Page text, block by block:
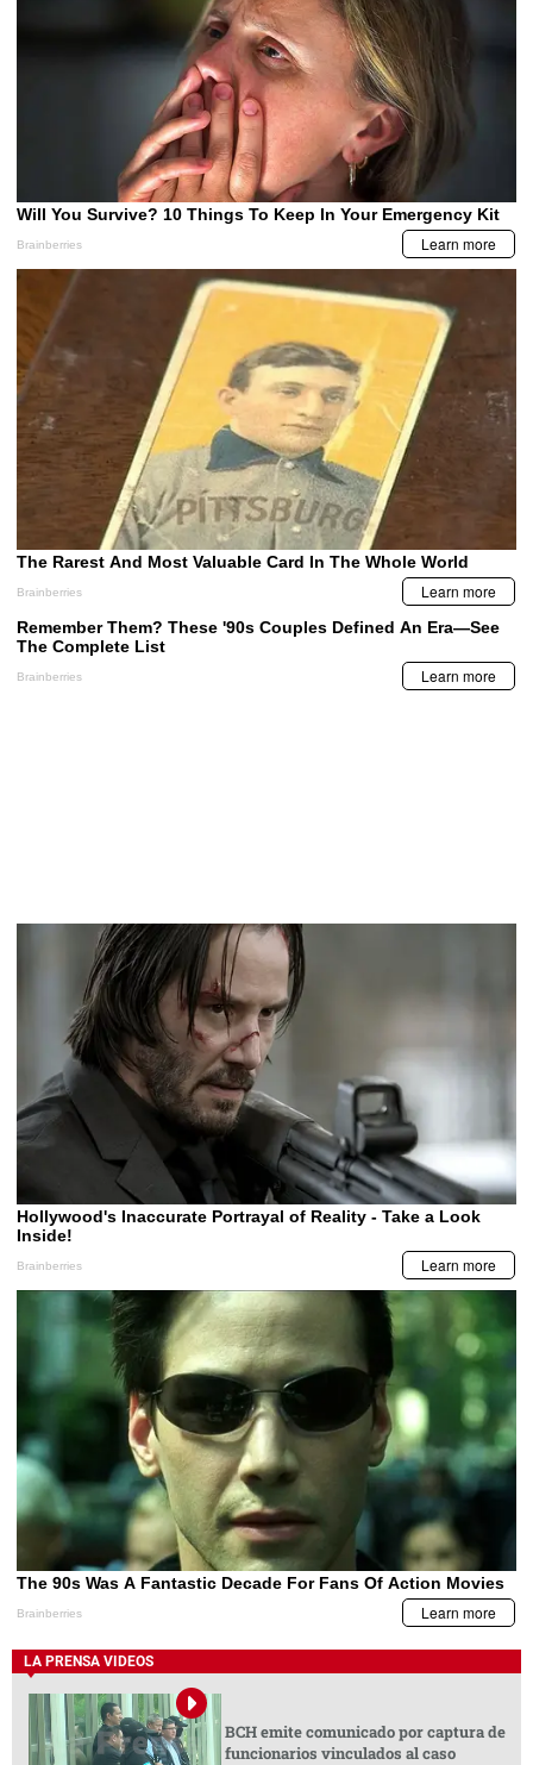
LA PRENSA VIDEOS
BCH emite comunicado por captura de
funcionarios vinculados al caso